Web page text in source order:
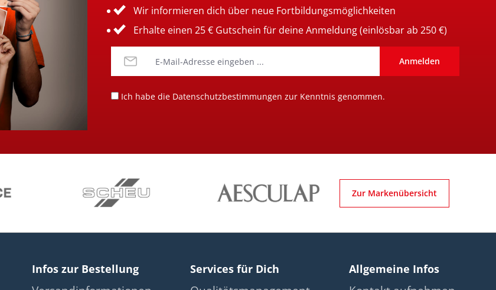
Wir informieren dich über neue Fortbildungsmöglichkeiten
Erhalte einen 25 € Gutschein für deine Anmeldung (einlösbar ab 250 €)
Anmelden
Ich habe die Datenschutzbestimmungen zur Kenntnis genommen.
Zur Markenübersicht
Infos zur Bestellung Services für Dich Allgemeine Infos